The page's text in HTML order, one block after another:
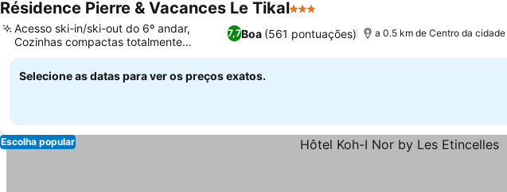
Résidence Pierre & Vacances Le Tikal3 Estrelas
7,7Boa (561 pontuações)
Acesso ski-in/ski-out do 6º andar,
Cozinhas compactas totalmente
equipadas
a 0.5 km de Centro da cidade
Selecione as datas para ver os preços exatos.
Escolha popular